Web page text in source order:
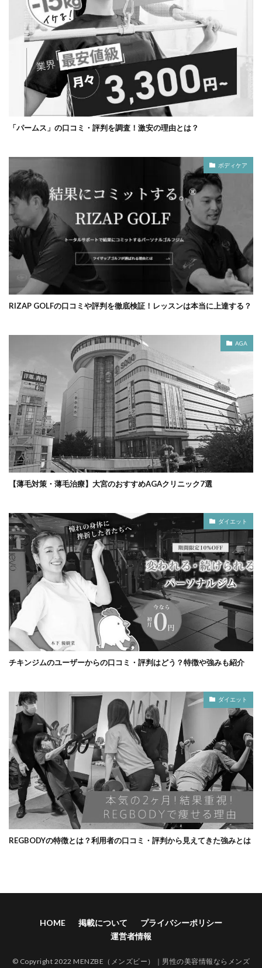
「パームス」の口コミ・評判を調査！激安の理由とは？
ボディケア
RIZAP GOLFの口コミや評判を徹底検証！レッスンは本当に上達する？
AGA
【薄毛対策・薄毛治療】大宮のおすすめAGAクリニック7選
ダイエット
チキンジムのユーザーからの口コミ・評判はどう？特徴や強みも紹介
ダイエット
REGBODYの特徴とは？利用者の口コミ・評判から見えてきた強みとは
HOME 掲載について
プライバシーポリシー
運営者情報
© Copyright 2022 MENZBE（メンズビー）｜男性の美容情報ならメンズ